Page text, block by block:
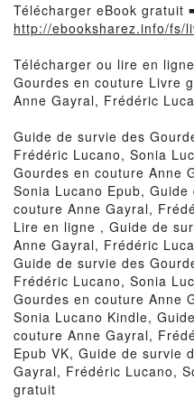
Télécharger eBook gratuit
http://ebooksharez.info/fs/
Télécharger ou lire en
Gourdes en couture Livre
Anne Gayral, Frédéric
Guide de survie des
Frédéric Lucano, Sonia
Gourdes en couture Anne
Sonia Lucano Epub,
couture Anne Gayral,
Lire en ligne , Guide de
Anne Gayral, Frédéric
Guide de survie des
Frédéric Lucano, Sonia
Gourdes en couture Anne
Sonia Lucano Kindle,
couture Anne Gayral,
Epub VK, Guide de survie
Gayral, Frédéric Lucano,
gratuit